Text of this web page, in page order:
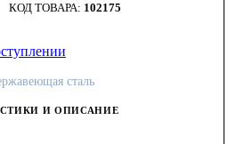
102175
сталь
И ОПИСАНИЕ